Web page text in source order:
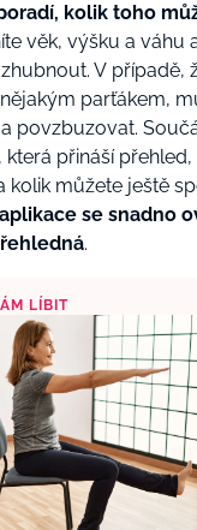
kolik toho
věk, výšku a váhu
V případě,
parťákem,
povzbuzovat.
která přináší
kolik můžete ještě
aplikace se snadno
.
LÍBIT